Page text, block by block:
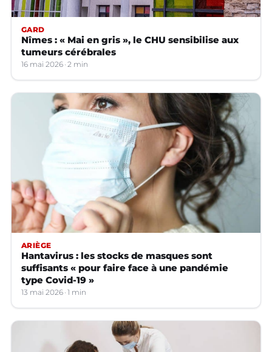
GARD
Nîmes : « Mai en gris », le CHU sensibilise aux
tumeurs cérébrales
16 mai 2026 2 min
ARIÈGE
Hantavirus : les stocks de masques sont
suffisants « pour faire face à une pandémie
type Covid-19 »
13 mai 2026 1 min